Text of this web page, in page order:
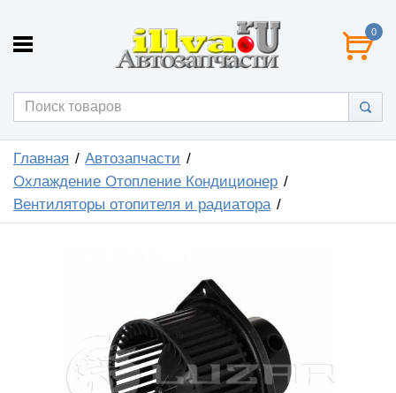
0
Главная
Автозапчасти
Охлаждение Отопление Кондиционер
Вентиляторы отопителя и радиатора